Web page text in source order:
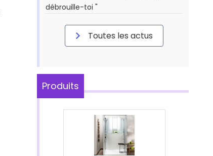
débrouille-toi "
Toutes les actus
Produits